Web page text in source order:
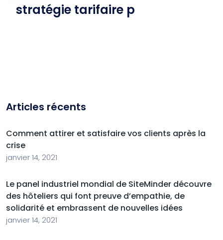
stratégie tarifaire p
Articles récents
Comment attirer et satisfaire vos clients après la
crise
janvier 14, 2021
Le panel industriel mondial de SiteMinder découvre
des hôteliers qui font preuve d’empathie, de
solidarité et embrassent de nouvelles idées
janvier 14, 2021